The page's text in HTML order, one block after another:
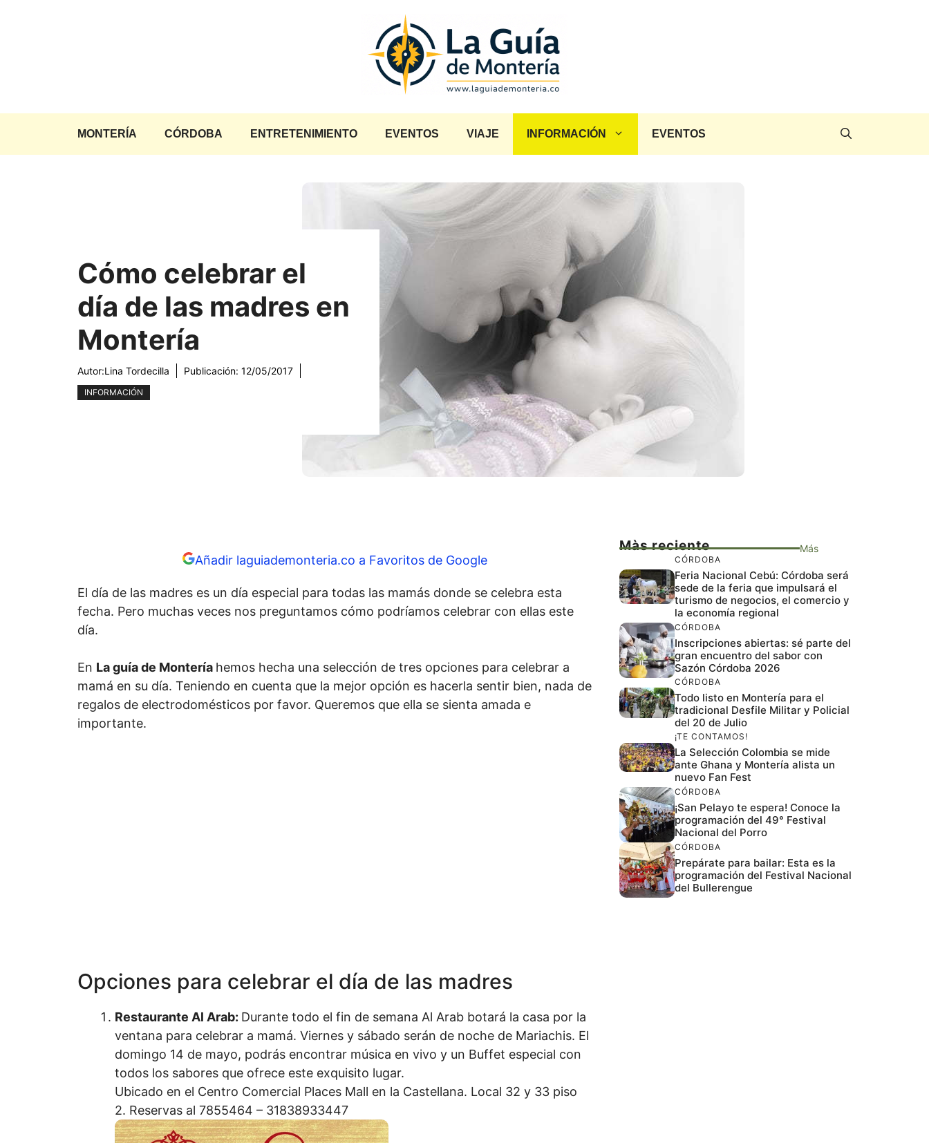
MONTERÍA CÓRDOBA ENTRETENIMIENTO EVENTOS VIAJE INFORMACIÓN EVENTOS
Cómo celebrar el
día de las madres en
Montería
Autor:Lina Tordecilla Publicación: 12/05/2017
INFORMACIÓN
Añadir laguiademonteria.co a Favoritos de Google
El día de las madres es un día especial para todas las mamás donde se celebra esta
fecha. Pero muchas veces nos preguntamos cómo podríamos celebrar con ellas este
día.
En La guía de Montería hemos hecha una selección de tres opciones para celebrar a
mamá en su día. Teniendo en cuenta que la mejor opción es hacerla sentir bien, nada de
regalos de electrodomésticos por favor. Queremos que ella se sienta amada e
importante.
Opciones para celebrar el día de las madres
Restaurante Al Arab: Durante todo el fin de semana Al Arab botará la casa por la
ventana para celebrar a mamá. Viernes y sábado serán de noche de Mariachis. El
domingo 14 de mayo, podrás encontrar música en vivo y un Buffet especial con
todos los sabores que ofrece este exquisito lugar.
Ubicado en el Centro Comercial Places Mall en la Castellana. Local 32 y 33 piso
2. Reservas al 7855464 – 31838933447
Màs reciente Más
CÓRDOBA
Feria Nacional Cebú: Córdoba será
sede de la feria que impulsará el
turismo de negocios, el comercio y
la economía regional
CÓRDOBA
Inscripciones abiertas: sé parte del
gran encuentro del sabor con
Sazón Córdoba 2026
CÓRDOBA
Todo listo en Montería para el
tradicional Desfile Militar y Policial
del 20 de Julio
¡TE CONTAMOS!
La Selección Colombia se mide
ante Ghana y Montería alista un
nuevo Fan Fest
CÓRDOBA
¡San Pelayo te espera! Conoce la
programación del 49° Festival
Nacional del Porro
CÓRDOBA
Prepárate para bailar: Esta es la
programación del Festival Nacional
del Bullerengue